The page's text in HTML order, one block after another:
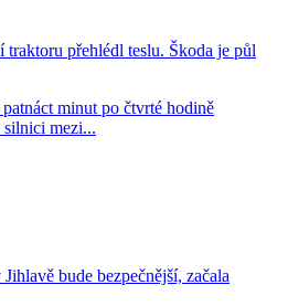
přehlédl teslu. Škoda je půl
minut po čtvrté hodině
silnici mezi...
bude bezpečnější, začala